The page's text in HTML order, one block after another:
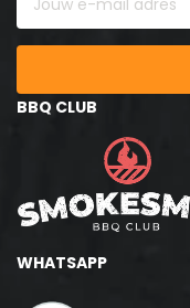
BBQ CLUB
WHATSAPP